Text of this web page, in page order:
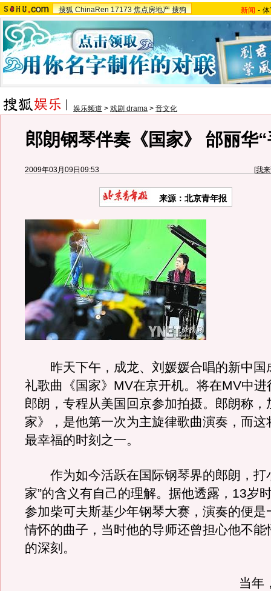
搜狐 ChinaRen 17173 焦点房地产 搜狗 新闻 -
娱乐频道 > 戏剧 drama > 音文化
郎朗钢琴伴奏《国家》 邰丽华
2009年03月09日09:53 [我
来源：北京青年报
昨天下午，成龙、刘媛媛合唱的新中国
礼歌曲《国家》MV在京开机。将在MV中进
郎朗，专程从美国回京参加拍摄。郎朗称，
家》，是他第一次为主旋律歌曲演奏，而这
最幸福的时刻之一。
作为如今活跃在国际钢琴界的郎朗，打
家”的含义有自己的理解。据他透露，13岁
参加柴可夫斯基少年钢琴大赛，演奏的便是
情怀的曲子，当时他的导师还曾担心他不能
的深刻。
当年